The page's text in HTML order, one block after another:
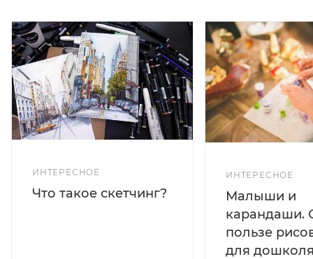
ИНТЕРЕСНОЕ
Что такое скетчинг?
ИНТЕРЕСНОЕ
Малыши и
карандаши.
пользе
для